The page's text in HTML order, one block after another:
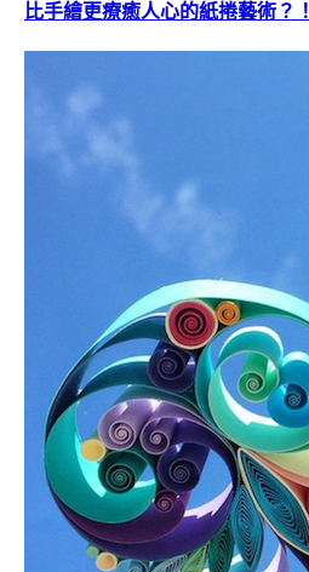
比手繪更療癒人心的紙捲藝術？！